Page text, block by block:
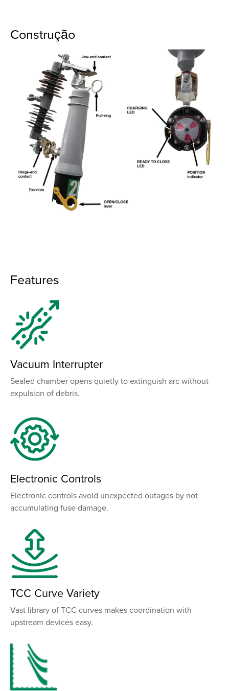
Construção
Features
Vacuum Interrupter
Sealed chamber opens quietly to extinguish arc without
expulsion of debris.
Electronic Controls
Electronic controls avoid unexpected outages by not
accumulating fuse damage.
TCC Curve Variety
Vast library of TCC curves makes coordination with
upstream devices easy.